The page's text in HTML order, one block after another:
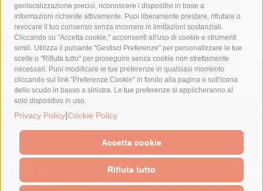
geolocalizzazione precisi, riconoscere i dispositivi in base a
informazioni richieste attivamente. Puoi liberamente prestare, rifiutare o
revocare il tuo consenso senza incorrere in limitazioni sostanziali.
Cliccando su "Accetta cookie," acconsenti all'uso di cookie e strumenti
simili. Utilizza il pulsante "Gestisci Preferenze" per personalizzare le tue
scelte o "Rifiuta tutto" per proseguire senza cookie non strettamente
necessari. Puoi modificare le tue preferenze in qualsiasi momento
cliccando sul link "Preferenze Cookie" in fondo alla pagina o sull'icona
dello scudo in basso a sinistra. Le tue preferenze si applicheranno al
solo dispositivo in uso.
Privacy Policy Cookie Policy
Accetta cookie
Rifiuta tutto
penisola sorrentina
piano di sorrento
polizia municipale
protezione civile
Regione Campania
sant'agnello
sindaco cuomo
sorrento studenti temporali
treni
turismo
Vico Equense villa fiorentino vincenzo de luca
© 2015 SorrentoPress. All rights reserved.
Il giornale online della Penisola Sorrentina
Cookie Policy